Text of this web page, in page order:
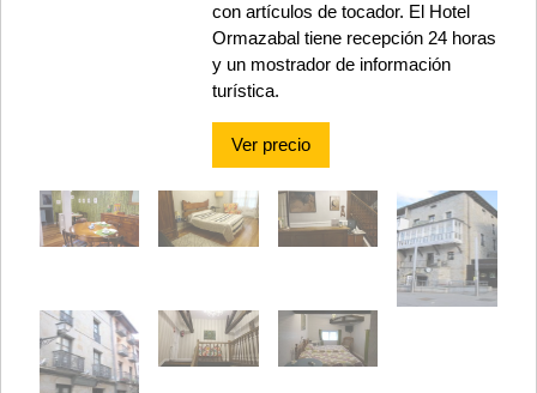
con artículos de tocador. El Hotel
Ormazabal tiene recepción 24 horas
y un mostrador de información
turística.
Ver precio